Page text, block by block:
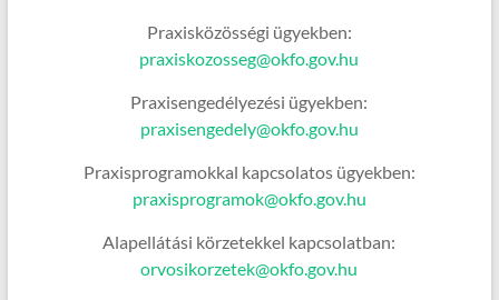
Praxisközösségi ügyekben:
praxiskozosseg@okfo.gov.hu
Praxisengedélyezési ügyekben:
praxisengedely@okfo.gov.hu
Praxisprogramokkal kapcsolatos ügyekben:
praxisprogramok@okfo.gov.hu
Alapellátási körzetekkel kapcsolatban:
orvosikorzetek@okfo.gov.hu